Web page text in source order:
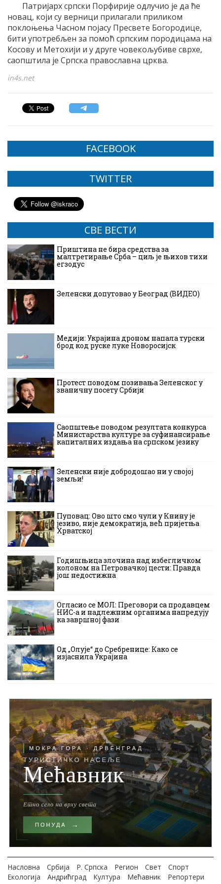
Патријарх српски Порфирије одлучио је да ће
новац, који су верници прилагали приликом
поклоњења Часном појасу Пресвете Богородице,
бити употребљен за помоћ српским породицама на
Косову и Метохији и у друге човекољубиве сврхе,
саопштила је Српска православна црква.
in4s.net
FACEBOOK
TWITTER
СВЕ ВЕСТИ
Приштина не бира средства за
малтретирање Срба – циљ је њихов тихи
егзодус
Зеленски допутовао у Београд (ВИДЕО)
Медији: Украјина дроном напала турски
брод код руске луке Новоросијск
Протест поводом позивања Зеленског у
званичну посету Србији
Саопштење поводом резултата конкурса
Министарства културе за суфинансирање
капиталних издања на српском језику
Зеленски није добродошао ни у својој
земљи!
Пуповац: Ово што смо чули у Книну је
језиво, није демократија, већ пријетња
Хрватској
Годишњица злочина над избегличком
колоном на Петровачкој цести: Правда
још недостижна
Огласио се МОЛ: Преговори са продавцем
НИС-а и надлежним органима напредују
ка завршној фази
Од „Олује“ до Сребренице: Како се
изјаснила Украјина
Насловна Србија Р. Српска Регион Свет
Спорт
Екологија
Андрићград Култура Мећавник Репортери